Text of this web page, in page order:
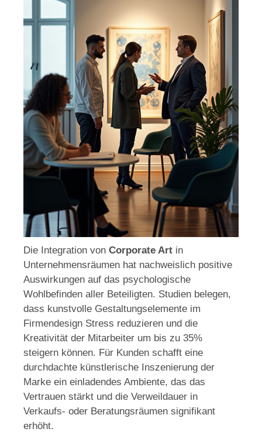
Die Integration von Corporate Art in
Unternehmensräumen hat nachweislich positive
Auswirkungen auf das psychologische
Wohlbefinden aller Beteiligten. Studien belegen,
dass kunstvolle Gestaltungselemente im
Firmendesign Stress reduzieren und die
Kreativität der Mitarbeiter um bis zu 35%
steigern können. Für Kunden schafft eine
durchdachte künstlerische Inszenierung der
Marke ein einladendes Ambiente, das das
Vertrauen stärkt und die Verweildauer in
Verkaufs- oder Beratungsräumen signifikant
erhöht.